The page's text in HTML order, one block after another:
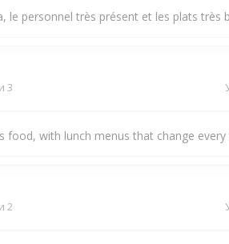
le personnel très présent et les plats très
3
food, with lunch menus that change
2